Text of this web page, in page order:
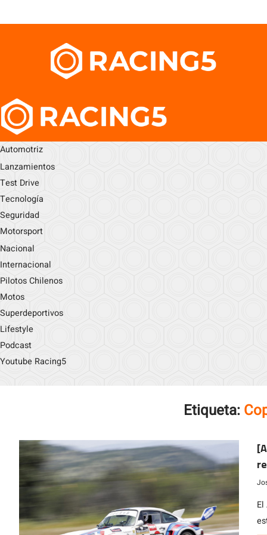
Automotriz
Lanzamientos
Test Drive
Tecnología
Seguridad
Motorsport
Nacional
Internacional
Pilotos Chilenos
Motos
Superdeportivos
Lifestyle
Podcast
Youtube Racing5
Etiqueta: